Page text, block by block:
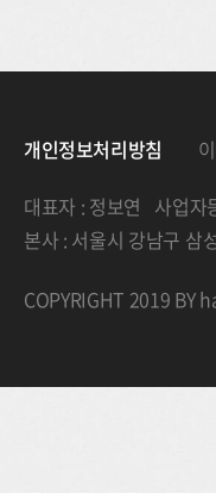
개인정보처리방침
대표자 : 정보연 사업자
본사 : 서울시 강남구 삼
COPYRIGHT 2019 BY